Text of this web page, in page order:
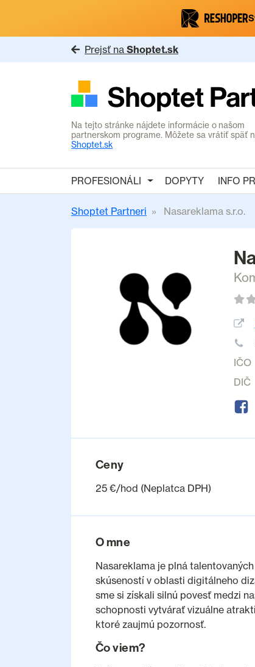
Prejsť na Shoptet.sk
Na tejto stránke nájdete informácie o našom
partnerskom programe. Môžete sa vrátiť späť
Shoptet.sk
PROFESIONÁLI DOPYTY INFO
Shoptet Partneri Nasareklama s.r.o.
IČO
DIČ
Ceny
25 €/hod (Neplatca DPH)
O mne
Nasareklama je plná
skúseností v oblasti digitálneho
sme si získali silnú povesť medzi
schopnosti vytvárať vizuálne
ktoré zaujmú pozornosť.
Čo viem?